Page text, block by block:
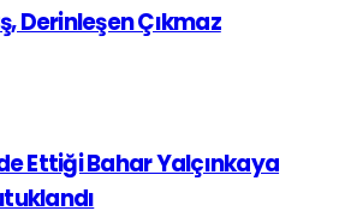
Derinleşen Çıkmaz
Ettiği Bahar Yalçınkaya